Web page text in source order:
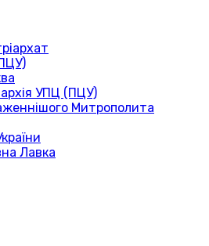
УПЦ (ПЦУ)
Митрополита
Лавка